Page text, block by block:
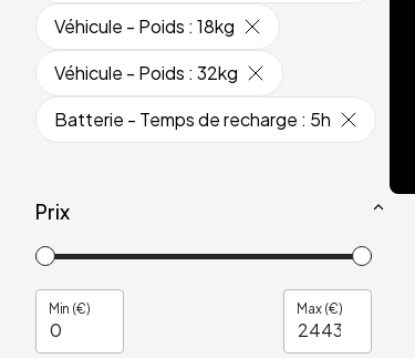
Véhicule - Poids : 18kg
Véhicule - Poids : 32kg
Batterie - Temps de recharge : 5h
Prix
Min (€) Max (€)